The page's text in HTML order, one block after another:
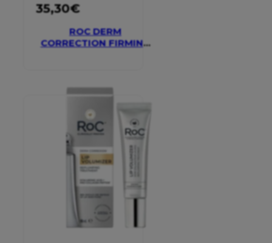
35,30€
ROC DERM
CORRECTION FIRMING